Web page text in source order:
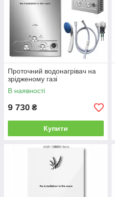
Проточний водонагрівач на
зрідженому газі
В наявності
9 730 ₴
Купити